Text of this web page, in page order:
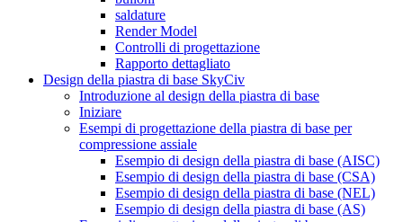
saldature
Render Model
Controlli di progettazione
Rapporto dettagliato
Design della piastra di base SkyCiv
Introduzione al design della piastra di base
Iniziare
Esempi di progettazione della piastra di base per
compressione assiale
Esempio di design della piastra di base (AISC)
Esempio di design della piastra di base (CSA)
Esempio di design della piastra di base (NEL)
Esempio di design della piastra di base (AS)